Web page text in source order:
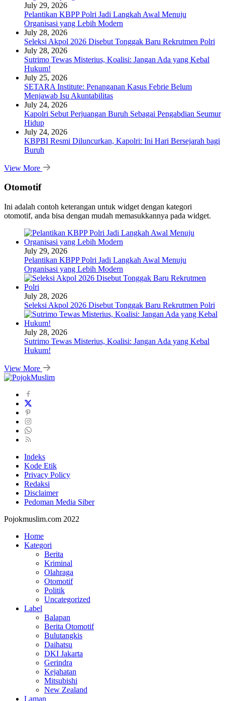
July 29, 2026
Pelantikan KBPP Polri Jadi Langkah Awal Menuju
Organisasi yang Lebih Modern
July 28, 2026
Seleksi Akpol 2026 Disebut Tonggak Baru Rekrutmen Polri
July 28, 2026
Sutrimo Tewas Misterius, Koalisi: Jangan Ada yang Kebal
Hukum!
July 25, 2026
SETARA Institute: Penanganan Kasus Febrie Belum
Menjawab Isu Akuntabilitas
July 24, 2026
Kapolri Sebut Perjuangan Buruh Sebagai Pengabdian Seumur
Hidup
July 24, 2026
KBPBI Resmi Diluncurkan, Kapolri: Ini Hari Bersejarah bagi
Buruh
View More
Otomotif
Ini adalah contoh keterangan untuk widget dengan kategori
otomotif, anda bisa dengan mudah memasukkannya pada widget.
July 29, 2026
Pelantikan KBPP Polri Jadi Langkah Awal Menuju
Organisasi yang Lebih Modern
July 28, 2026
Seleksi Akpol 2026 Disebut Tonggak Baru Rekrutmen Polri
July 28, 2026
Sutrimo Tewas Misterius, Koalisi: Jangan Ada yang Kebal
Hukum!
View More
Indeks
Kode Etik
Privacy Policy
Redaksi
Disclaimer
Pedoman Media Siber
Pojokmuslim.com 2022
Home
Kategori
Berita
Kriminal
Olahraga
Otomotif
Politik
Uncategorized
Label
Balapan
Berita Otomotif
Bulutangkis
Daihatsu
DKI Jakarta
Gerindra
Kejahatan
Mitsubishi
New Zealand
Laman